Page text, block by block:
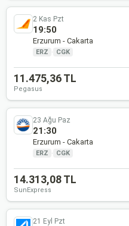
2 Kas Pzt
19:50
Erzurum - Cakarta
ERZ · CGK
11.475,36 TL
Pegasus
23 Ağu Paz
21:30
Erzurum - Cakarta
ERZ · CGK
14.313,08 TL
SunExpress
21 Eyl Pzt